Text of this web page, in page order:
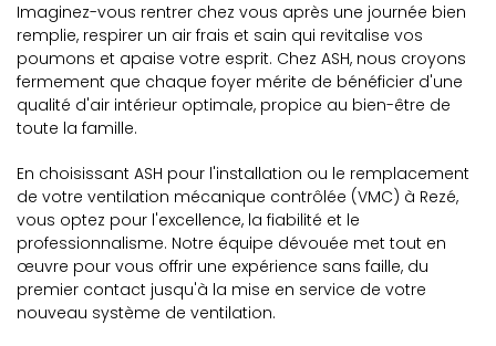
Imaginez-vous rentrer chez vous après une journée bien
remplie, respirer un air frais et sain qui revitalise vos
poumons et apaise votre esprit. Chez ASH, nous croyons
fermement que chaque foyer mérite de bénéficier d'une
qualité d'air intérieur optimale, propice au bien-être de
toute la famille.
En choisissant ASH pour l'installation ou le remplacement
de votre ventilation mécanique contrôlée (VMC) à Rezé,
vous optez pour l'excellence, la fiabilité et le
professionnalisme. Notre équipe dévouée met tout en
œuvre pour vous offrir une expérience sans faille, du
premier contact jusqu'à la mise en service de votre
nouveau système de ventilation.